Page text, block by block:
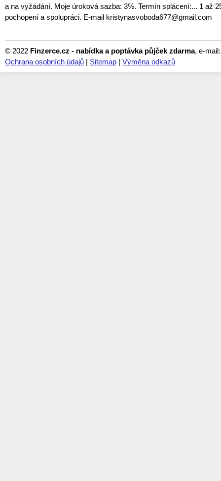
a na vyžádání. Moje úroková sazba: 3%. Termín splácení:... 1 až
pochopení a spolupráci. E-mail kristynasvoboda677@gmail.com
© 2022 Finzerce.cz - nabídka a poptávka půjček zdarma, e-
Ochrana osobních údajů | Sitemap | Výměna odkazů